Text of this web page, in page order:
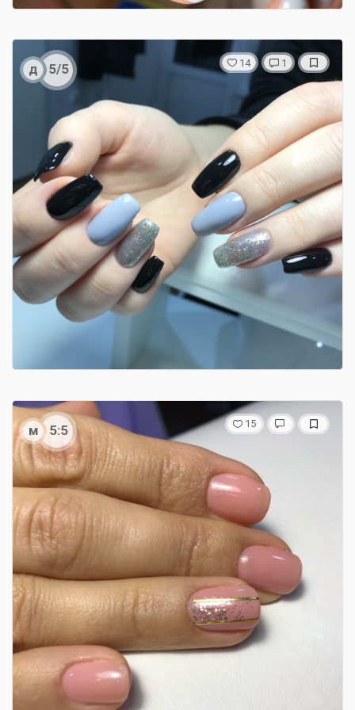
д 5/5 14 1
м 5:5 15